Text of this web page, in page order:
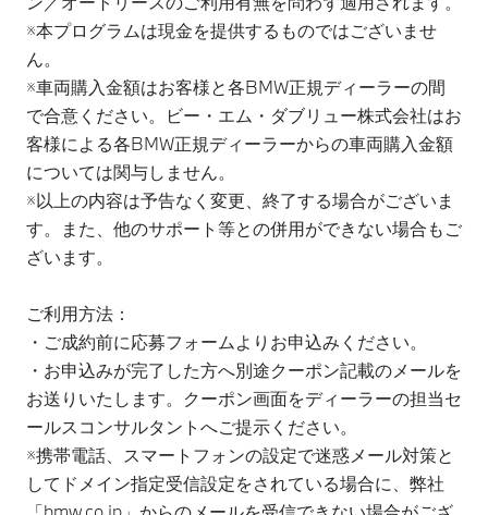
※本プログラムは現金を提供するものではございませ
ん。​
※車両購入金額はお客様と各BMW正規ディーラーの間
で合意ください。ビー・エム・ダブリュー株式会社はお
客様による各BMW正規ディーラーからの車両購入金額
については関与しません。​
※以上の内容は予告なく変更、終了する場合がございま
す。また、他のサポート等との併用ができない場合もご
ざいます。​
ご利用方法：​
・ご成約前に応募フォームよりお申込みください。​
・お申込みが完了した方へ別途クーポン記載のメールを
お送りいたします。クーポン画面をディーラーの担当セ
ールスコンサルタントへご提示ください。​​
※携帯電話、スマートフォンの設定で迷惑メール対策と
してドメイン指定受信設定をされている場合に、弊社